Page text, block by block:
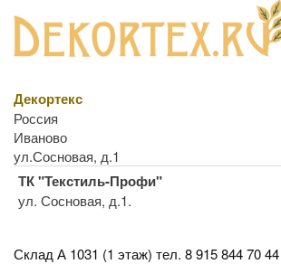
Декортекс
Россия
Иваново
ул.Сосновая, д.1
ТК "Текстиль-Профи"
ул. Сосновая, д.1.
Склад А 1031 (1 этаж) тел. 8 915 844 70 44